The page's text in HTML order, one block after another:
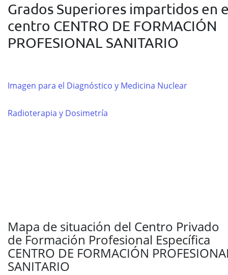
Grados Superiores impartidos en
centro CENTRO DE FORMACIÓN
PROFESIONAL SANITARIO
Imagen para el Diagnóstico y Medicina Nuclear
Radioterapia y Dosimetría
Mapa de situación del Centro Privado
de Formación Profesional Específica
CENTRO DE FORMACIÓN
SANITARIO